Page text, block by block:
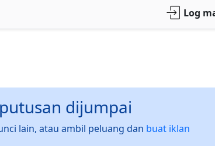
Log
dijumpai
lain, atau ambil peluang dan buat iklan